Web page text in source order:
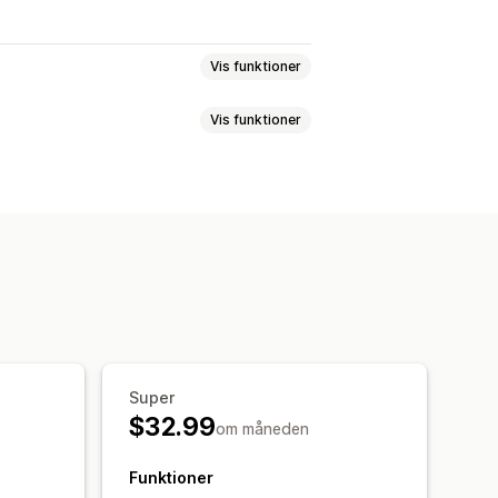
Vis funktioner
Vis funktioner
Antal visninger
Super
$32.99om måneden
Funktioner